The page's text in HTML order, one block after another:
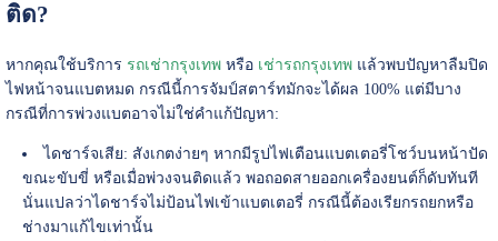
ติด?
หากคุณใช้บริการ รถเช่ากรุงเทพหรือ เช่ารถกรุงเทพแล้วพบปัญหาลืมปิด
ไฟหน้าจนแบตหมด กรณีนี้การจัมป์สตาร์ทมักจะได้ผล 100% แต่มีบาง
กรณีที่การพ่วงแบตอาจไม่ใช่คำแก้ปัญหา:
ไดชาร์จเสีย: สังเกตง่ายๆ หากมีรูปไฟเตือนแบตเตอรี่โชว์บนหน้าปัด
ขณะขับขี่ หรือเมื่อพ่วงจนติดแล้ว พอถอดสายออกเครื่องยนต์ก็ดับทันที
นั่นแปลว่าไดชาร์จไม่ป้อนไฟเข้าแบตเตอรี่ กรณีนี้ต้องเรียกรถยกหรือ
ช่างมาแก้ไขเท่านั้น